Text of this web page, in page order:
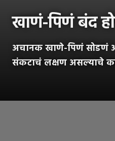
खाणं-पिणं बंद
अचानक खाणे-पिणं सोडणं
संकटाचं लक्षण असल्याचे